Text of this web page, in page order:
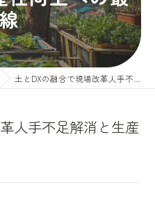
土とDXの融合で現場改革人手不足解消と生産性向上への最前線
人手不足解消と生産